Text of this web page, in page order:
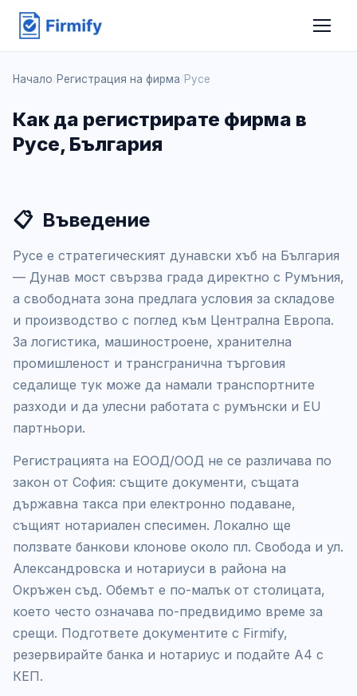
Начало Регистрация на фирма Русе
Как да регистрирате фирма в
Русе, България
📋 Въведение
Русе е стратегическият дунавски хъб на България
— Дунав мост свързва града директно с Румъния,
а свободната зона предлага условия за складове
и производство с поглед към Централна Европа.
За логистика, машиностроене, хранителна
промишленост и трансгранична търговия
седалище тук може да намали транспортните
разходи и да улесни работата с румънски и EU
партньори.
Регистрацията на ЕООД/ООД не се различава по
закон от София: същите документи, същата
държавна такса при електронно подаване,
същият нотариален спесимен. Локално ще
ползвате банкови клонове около пл. Свобода и ул.
Александровска и нотариуси в района на
Окръжен съд. Обемът е по-малък от столицата,
което често означава по-предвидимо време за
срещи. Подгответе документите с Firmify,
резервирайте банка и нотариус и подайте А4 с
КЕП.